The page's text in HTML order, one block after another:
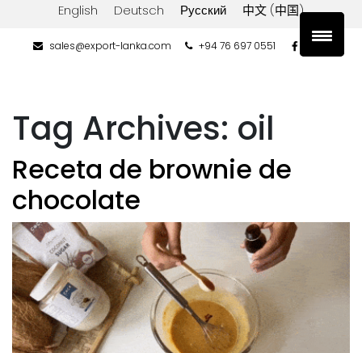
English Deutsch Русский 中文 (中国)
sales@export-lanka.com +94 76 697 0551
Tag Archives: oil
Receta de brownie de
chocolate